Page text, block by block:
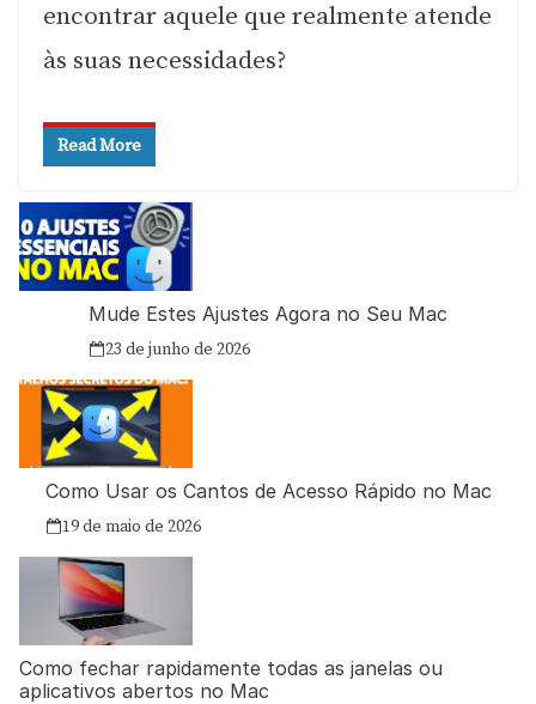
encontrar aquele que realmente atende
às suas necessidades?
Read More
Mude Estes Ajustes Agora no Seu Mac
23 de junho de 2026
Como Usar os Cantos de Acesso Rápido no Mac
19 de maio de 2026
Como fechar rapidamente todas as janelas ou
aplicativos abertos no Mac